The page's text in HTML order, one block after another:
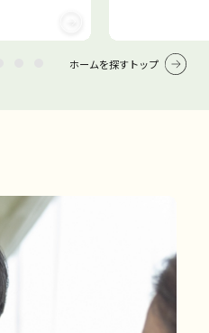
ホームを探すトップ